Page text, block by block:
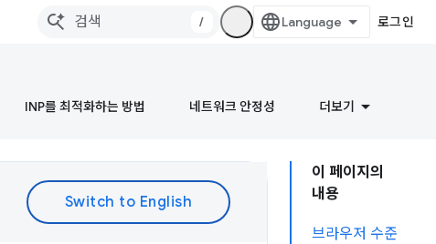
/ 로그인
INP를 최적화하는 방법 네트워크 안정성 더보기
이 페이지의
내용
브라우저 수준